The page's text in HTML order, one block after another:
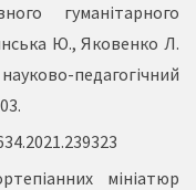
гуманітарного
Ю., Яковенко Л.
педагогічний
мініатюр